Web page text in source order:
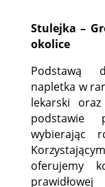
Stulejka –
okolice
Podstawą
napletka w
lekarski
podstawie
wybierając
oferujemy